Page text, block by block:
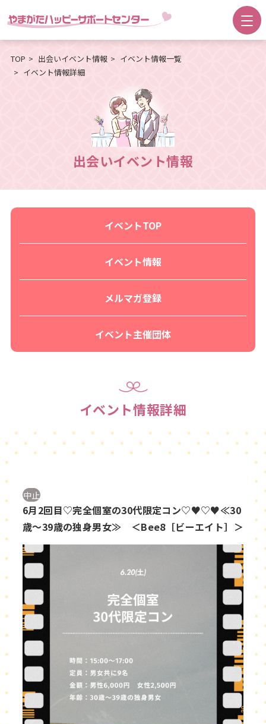
TOP 出会いイベント情報
イベント情報一覧
イベント情報詳細
出会いイベント情報
イベントTOP
イベント情報
メルマガ登録
イベント主催団体
イベント情報詳細
中止
6月2回目♡完全個室の30代限定コン♡♥♡♥≪30
歳～39歳の独身男女≫ ＜Bee8［ビーエイト］＞